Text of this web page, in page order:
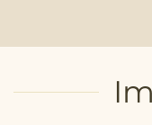
Zum